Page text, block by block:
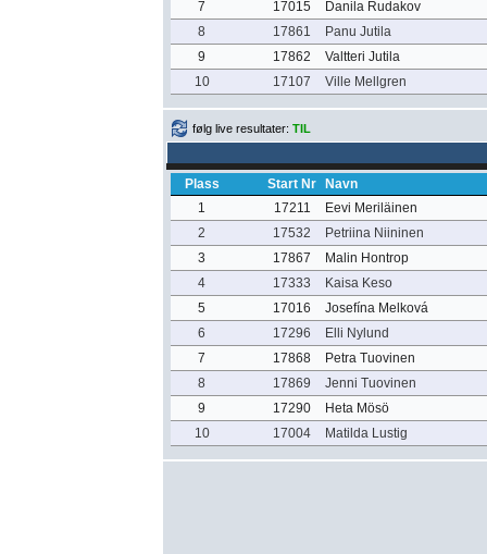
7 17015
Danila Rudakov
8
17861
Panu Jutila
9
17862
Valtteri Jutila
10
17107 Ville Mellgren
følg live resultater: TIL
Plass Start Nr
Navn
1
17211
Eevi Meriläinen
2
17532
Petriina Niininen
3
17867
Malin Hontrop
4
17333
Kaisa Keso
5
17016
Josefína Melková
6
17296
Elli Nylund
7
17868
Petra Tuovinen
8
17869
Jenni Tuovinen
9
17290
Heta Mösö
10
17004 Matilda Lustig